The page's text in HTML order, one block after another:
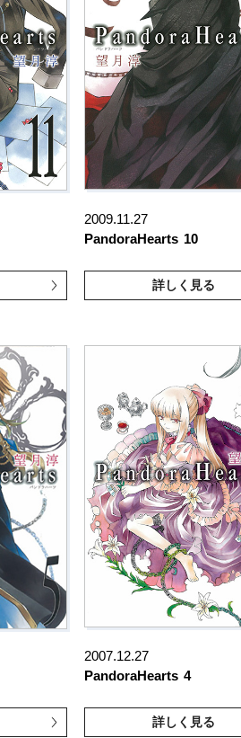
2009.11.27
PandoraHearts 10
詳しく見る
2007.12.27
PandoraHearts 4
詳しく見る